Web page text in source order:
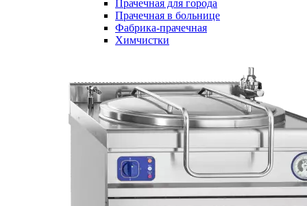
Прачечная для города
Прачечная в больнице
Фабрика-прачечная
Химчистки